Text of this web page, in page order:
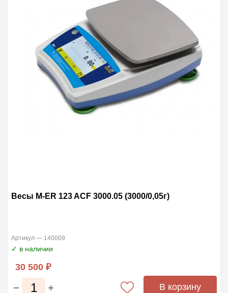
Весы M-ER 123 ACF 3000.05 (3000/0,05г)
Артикул — 140009
✓ в наличии
30 500 ₽
В корзину